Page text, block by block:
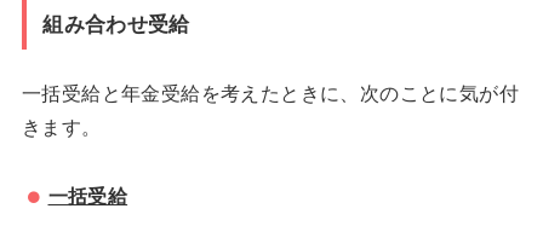
組み合わせ受給
一括受給と年金受給を考えたときに、次のことに気が付
きます。
一括受給